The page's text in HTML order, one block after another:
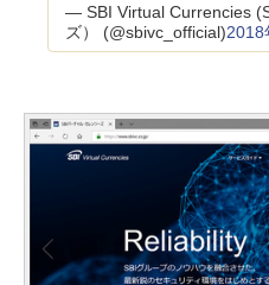
— SBI Virtual Currencies
ズ） (@sbivc_official)2018